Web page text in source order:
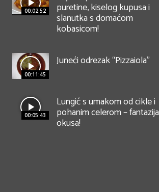
00:02:52 puretine, kiselog kupusa i
slanutka s domaćom
kobasicom!
00:11:45
Juneći odrezak “Pizzaiola”
00:05:43
Lungić s umakom od cikle i
pohanim celerom – fantazija
okusa!